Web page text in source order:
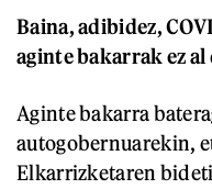
Baina, adibidez,
aginte bakarrak ez
Aginte bakarra
autogobernuarekin,
Elkarrizketaren